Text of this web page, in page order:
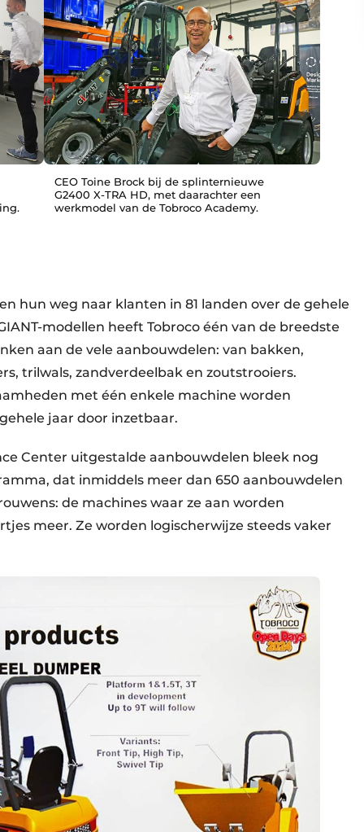
CEO Toine Brock bij de splinternieuwe
G2400 X-TRA HD, met daarachter een
werkmodel van de Tobroco Academy.
hun weg naar klanten in 81 landen over de gehele
modellen heeft Tobroco één van de breedste
aan de vele aanbouwdelen: van bakken,
trilwals, zandverdeelbak en zoutstrooiers.
met één enkele machine worden
jaar door inzetbaar.
Center uitgestalde aanbouwdelen bleek nog
dat inmiddels meer dan 650 aanbouwdelen
de machines waar ze aan worden
meer. Ze worden logischerwijze steeds vaker